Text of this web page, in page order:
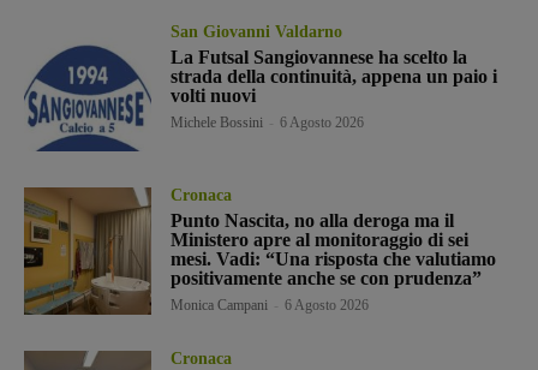
San Giovanni Valdarno
La Futsal Sangiovannese ha scelto la
strada della continuità, appena un paio i
volti nuovi
Michele Bossini 6 Agosto 2026
Cronaca
Punto Nascita, no alla deroga ma il
Ministero apre al monitoraggio di sei
mesi. Vadi: “Una risposta che valutiamo
positivamente anche se con prudenza”
Monica Campani 6 Agosto 2026
Cronaca